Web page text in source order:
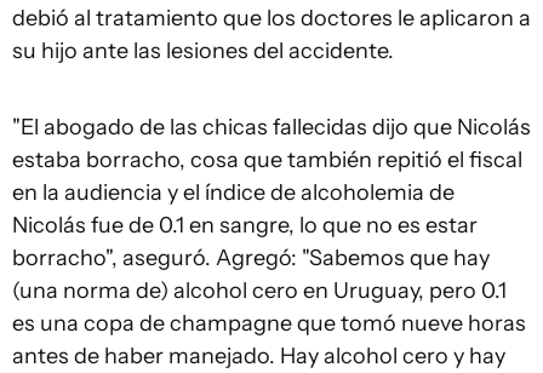
debió al tratamiento que los doctores le aplicaron a
su hijo ante las lesiones del accidente.
"El abogado de las chicas fallecidas dijo que Nicolás
estaba borracho, cosa que también repitió el fiscal
en la audiencia y el índice de alcoholemia de
Nicolás fue de 0.1 en sangre, lo que no es estar
borracho", aseguró. Agregó: "Sabemos que hay
(una norma de) alcohol cero en Uruguay, pero 0.1
es una copa de champagne que tomó nueve horas
antes de haber manejado. Hay alcohol cero y hay